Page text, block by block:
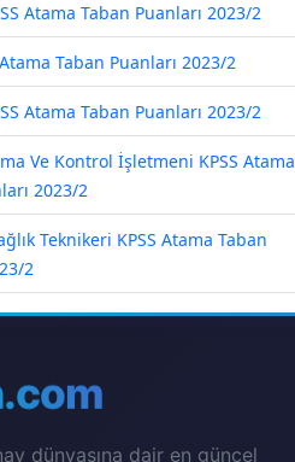
Atama Taban Puanları 2023/2
Taban Puanları 2023/2
Atama Taban Puanları 2023/2
Ve Kontrol İşletmeni KPSS Atama
2023/2
Teknikeri KPSS Atama Taban
2
dünyasına dair en güncel